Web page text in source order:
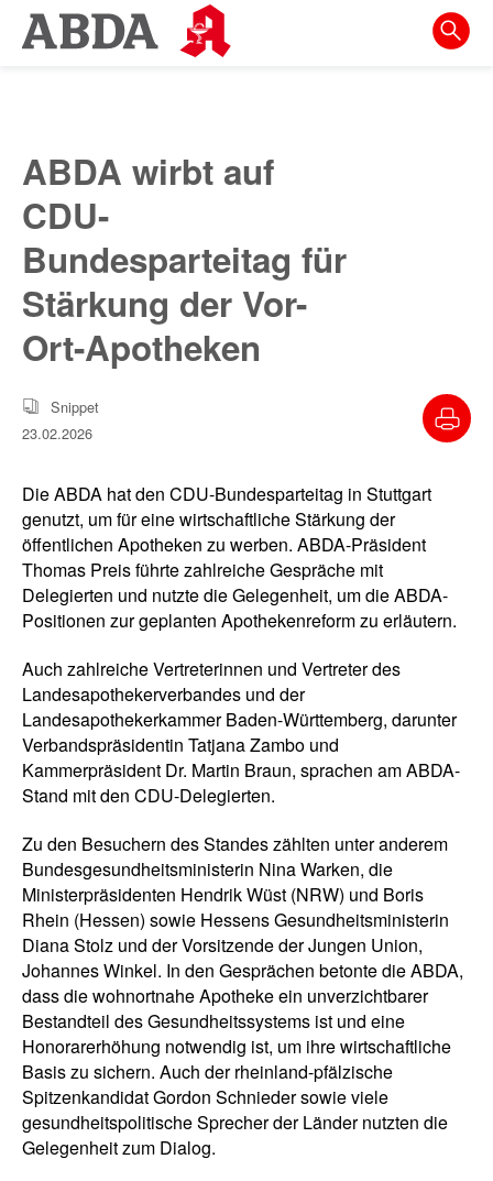
Springe
direkt
zur
Meta-
Navigation
Inhalt
zur
ABDA wirbt auf
CDU-
Bundesparteitag für
Stärkung der Vor-
Ort-Apotheken
Snippet
23.02.2026
Die ABDA hat den CDU-Bundesparteitag in Stuttgart
genutzt, um für eine wirtschaftliche Stärkung der
öffentlichen Apotheken zu werben. ABDA-Präsident
Thomas Preis führte zahlreiche Gespräche mit
Delegierten und nutzte die Gelegenheit, um die ABDA-
Positionen zur geplanten Apothekenreform zu erläutern.
Auch zahlreiche Vertreterinnen und Vertreter des
Landesapothekerverbandes und der
Landesapothekerkammer Baden-Württemberg, darunter
Verbandspräsidentin Tatjana Zambo und
Kammerpräsident Dr. Martin Braun, sprachen am ABDA-
Stand mit den CDU-Delegierten.
Zu den Besuchern des Standes zählten unter anderem
Bundesgesundheitsministerin Nina Warken, die
Ministerpräsidenten Hendrik Wüst (NRW) und Boris
Rhein (Hessen) sowie Hessens Gesundheitsministerin
Diana Stolz und der Vorsitzende der Jungen Union,
Johannes Winkel. In den Gesprächen betonte die ABDA,
dass die wohnortnahe Apotheke ein unverzichtbarer
Bestandteil des Gesundheitssystems ist und eine
Honorarerhöhung notwendig ist, um ihre wirtschaftliche
Basis zu sichern. Auch der rheinland-pfälzische
Spitzenkandidat Gordon Schnieder sowie viele
gesundheitspolitische Sprecher der Länder nutzten die
Gelegenheit zum Dialog.